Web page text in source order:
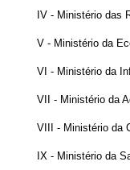
IV - Ministério das
V - Ministério da
VI - Ministério da
VII - Ministério da
VIII - Ministério da
IX - Ministério da